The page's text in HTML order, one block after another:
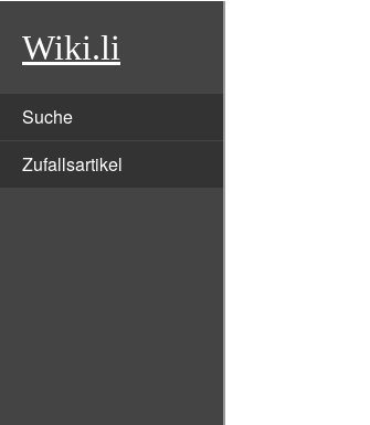
Wiki.li
Suche
Zufallsartikel